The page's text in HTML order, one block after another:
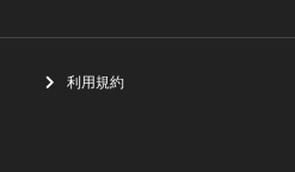
利用規約